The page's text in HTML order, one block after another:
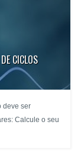
CICLOS
deve ser
Calcule o seu